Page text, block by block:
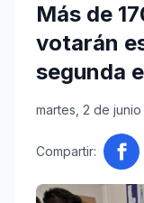
Más de
votarán
segunda
martes, 2 de
Compartir: